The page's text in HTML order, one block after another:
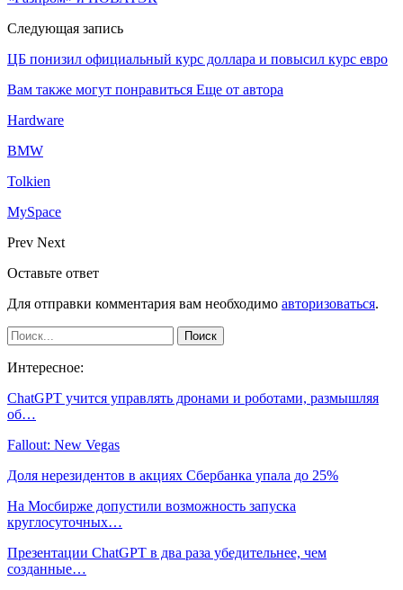
Следующая запись
ЦБ понизил официальный курс доллара и повысил курс евро
Вам также могут понравиться Еще от автора
Hardware
BMW
Tolkien
MySpace
Prev Next
Оставьте ответ
Для отправки комментария вам необходимо авторизоваться.
Интересное:
ChatGPT учится управлять дронами и роботами, размышляя
об…
Fallout: New Vegas
Доля нерезидентов в акциях Сбербанка упала до 25%
На Мосбирже допустили возможность запуска
круглосуточных…
Презентации ChatGPT в два раза убедительнее, чем
созданные…